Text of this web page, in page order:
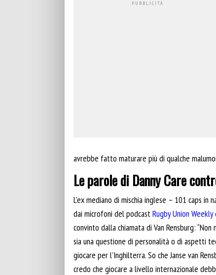
avrebbe fatto maturare più di qualche
Le parole di Danny Care
L’ex mediano di mischia inglese – 101 caps
dai microfoni del podcast Rugby Union Weekly
convinto dalla chiamata di Van Rensburg:
sia una questione di personalità o di aspetti
giocare per l’Inghilterra. So che Janse van
credo che giocare a livello internazionale